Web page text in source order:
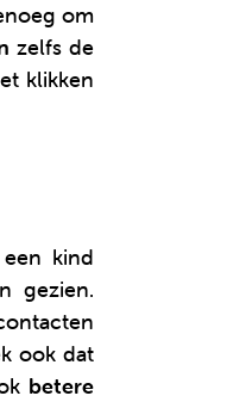
om
zelfs de
klikken
kind
gezien.
ook dat
betere